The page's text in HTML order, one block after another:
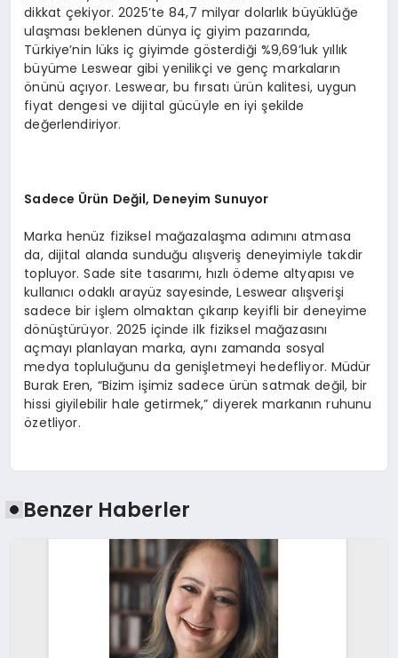
dikkat çekiyor. 2025’te 84,7 milyar dolarlık büyüklüğe
ulaşması beklenen dünya iç giyim pazarında,
Türkiye’nin lüks iç giyimde gösterdiği %9,69’luk yıllık
büyüme Leswear gibi yenilikçi ve genç markaların
önünü açıyor. Leswear, bu fırsatı ürün kalitesi, uygun
fiyat dengesi ve dijital gücüyle en iyi şekilde
değerlendiriyor.
Sadece Ürün Değil, Deneyim Sunuyor
Marka henüz fiziksel mağazalaşma adımını atmasa
da, dijital alanda sunduğu alışveriş deneyimiyle takdir
topluyor. Sade site tasarımı, hızlı ödeme altyapısı ve
kullanıcı odaklı arayüz sayesinde, Leswear alışverişi
sadece bir işlem olmaktan çıkarıp keyifli bir deneyime
dönüştürüyor. 2025 içinde ilk fiziksel mağazasını
açmayı planlayan marka, aynı zamanda sosyal
medya topluluğunu da genişletmeyi hedefliyor. Müdür
Burak Eren, “Bizim işimiz sadece ürün satmak değil, bir
hissi giyilebilir hale getirmek,” diyerek markanın ruhunu
özetliyor.
Benzer Haberler